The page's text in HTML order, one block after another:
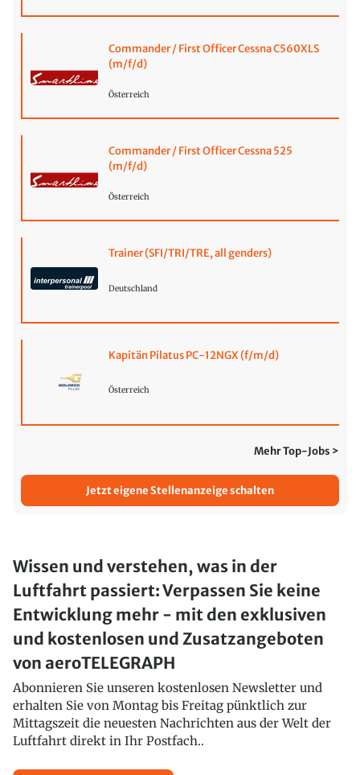
Commander / First Officer Cessna C560XLS
(m/f/d)
Österreich
Commander / First Officer Cessna 525
(m/f/d)
Österreich
Trainer (SFI/TRI/TRE, all genders)
Deutschland
Kapitän Pilatus PC-12NGX (f/m/d)
Österreich
Mehr Top-Jobs >
Jetzt eigene Stellenanzeige schalten
Wissen und verstehen, was in der
Luftfahrt passiert: Verpassen Sie keine
Entwicklung mehr - mit den exklusiven
und kostenlosen und Zusatzangeboten
von aeroTELEGRAPH
Abonnieren Sie unseren kostenlosen Newsletter und
erhalten Sie von Montag bis Freitag pünktlich zur
Mittagszeit die neuesten Nachrichten aus der Welt der
Luftfahrt direkt in Ihr Postfach..